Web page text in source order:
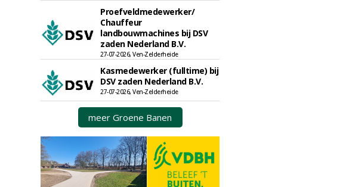
Proefveldmedewerker/
Chauffeur
landbouwmachines bij DSV
zaden Nederland B.V.
27-07-2026, Ven-Zelderheide
Kasmedewerker (fulltime) bij
DSV zaden Nederland B.V.
27-07-2026, Ven-Zelderheide
meer Groene Banen